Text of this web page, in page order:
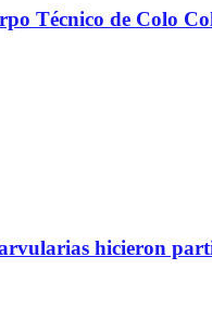
Técnico de Colo
hicieron